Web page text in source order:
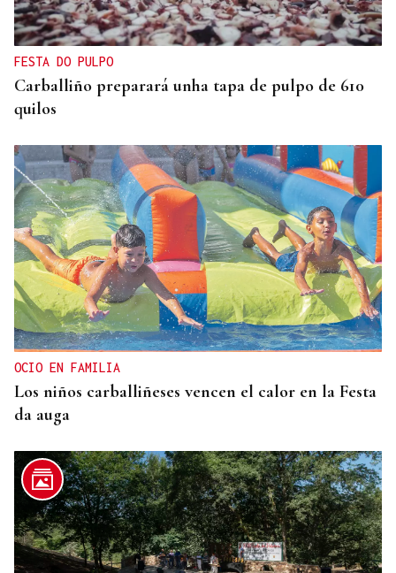
FESTA DO PULPO
Carballiño preparará unha tapa de pulpo de 610
quilos
OCIO EN FAMILIA
Los niños carballiñeses vencen el calor en la Festa
da auga